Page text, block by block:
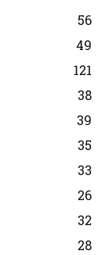
56
49
121
38
39
35
33
26
32
28